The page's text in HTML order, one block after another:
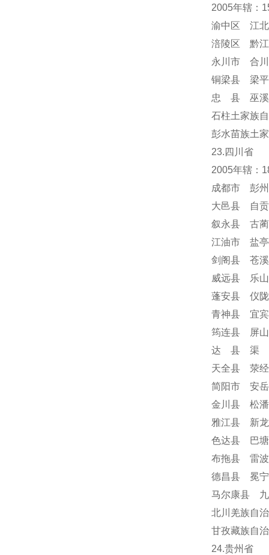
2005年辖
渝中区 江
涪陵区 黔
永川市 合
铜梁县 梁
忠 县 巫溪
石柱土家族
彭水苗族土
23.四川省
2005年辖：
成都市 彭
大邑县 自
叙永县 古
江油市 盐
剑阁县 苍
威远县 乐
蓬安县 仪
青神县 宜
筠连县 屏
达 县 渠
天全县 荥
简阳市 安
金川县 松
雅江县 新
色达县 巴
布拖县 雷
德昌县 冕
马尔康县
北川羌族自
甘孜藏族自
24.贵州省